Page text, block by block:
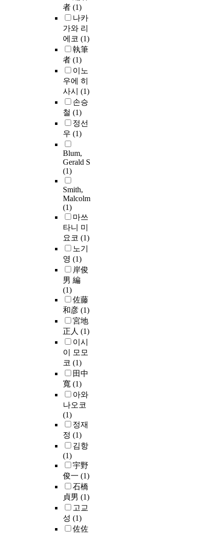
者 (1)
나카
가와 리
에코 (1)
執筆
者 (1)
이노
우에 히
사시 (1)
손승
철 (1)
정선
우 (1)
Blum,
Gerald S
(1)
Smith,
Malcolm
(1)
마쓰
타니 미
요코 (1)
노기
영 (1)
岸俊
男 編
(1)
佐藤
和彦 (1)
宮地
正人 (1)
이시
이 모모
코 (1)
田中
寬 (1)
아와
나오코
(1)
정재
정 (1)
김항
(1)
宇野
俊一 (1)
石橋
貞男 (1)
고교
성 (1)
佐佐